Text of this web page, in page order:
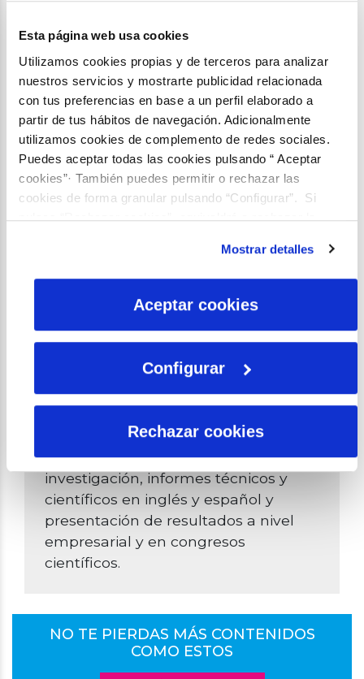
Esta página web usa cookies
Utilizamos cookies propias y de terceros para analizar
nuestros servicios y mostrarte publicidad relacionada
con tus preferencias en base a un perfil elaborado a
partir de tus hábitos de navegación. Adicionalmente
utilizamos cookies de complemento de redes sociales.
Puedes aceptar todas las cookies pulsando “ Aceptar
cookies”· También puedes permitir o rechazar las
cookies de forma granular pulsando “Configurar”. Si
pulsas “Rechazar cookies”, equivaldrá a rechazar la
son indispensables para que el sitio web funcione y que
por tanto no se pueden desactivar. Puedes consultar
Política de Cookies
Mostrar detalles
Aceptar cookies
Configurar
Rechazar cookies
investigadora en el Observatorio del
Agua de la Fundación Botín y
previamente en la Universidad
Complutense de Madrid en un
proyecto para el área de estrategia
tecnológica de Centro Tecnológico
Repsol.
También ha ejercido como
consultora en iCatalist en un proyecto
sobre el nexo agua-energía-
alimentación para la Comisión
financiación e informes de
justificación dentro del programa
metodologías de huella hídrica,
contabilización de recursos,
prospectivos Delphi, así como en la
elaboración de propuestas de
investigación, informes técnicos y
científicos en inglés y español y
presentación de resultados a nivel
empresarial y en congresos
científicos.
NO TE PIERDAS MÁS CONTENIDOS
COMO ESTOS